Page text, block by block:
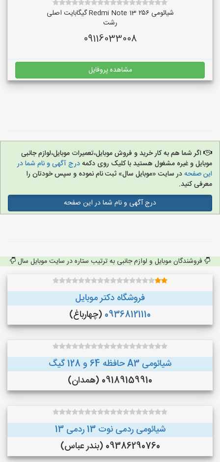
شیائومی Redmi Note 13 ۲۵۶ گیگابایت اصلی
رشت
09116033008
مشاهده پروفایل
اگر شما هم به کار خرید و فروش موبایل،تعمیرات موبایل،لوازم جانبی
موبایل و غیره مشغول هستید با کلیک روی دکمهدرج آگهی و نام شما در
این صفحهدر سایت «موبایل سال» ثبت نام نموده و سپس خودتان را
معرفی کنید.
درج آگهی و نام شما در این صفحه
فروشندگان موبایل و لوازم جانبی به ترتیب ستاره در سایت موبایل سال
فروشگاه دکتر موبایل
09368121110 (چهارباغ)
شیائومی A3 حافظه 64 و 128 گیگ
09189159910 (همدان)
شیائومی ردمی نوت 13 ردمی 13
09386290760 (بندر عباس)